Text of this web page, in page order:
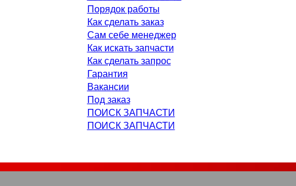
Порядок работы
Как сделать заказ
Сам себе менеджер
Как искать запчасти
Как сделать запрос
Гарантия
Вакансии
Под заказ
ПОИСК ЗАПЧАСТИ
ПОИСК ЗАПЧАСТИ